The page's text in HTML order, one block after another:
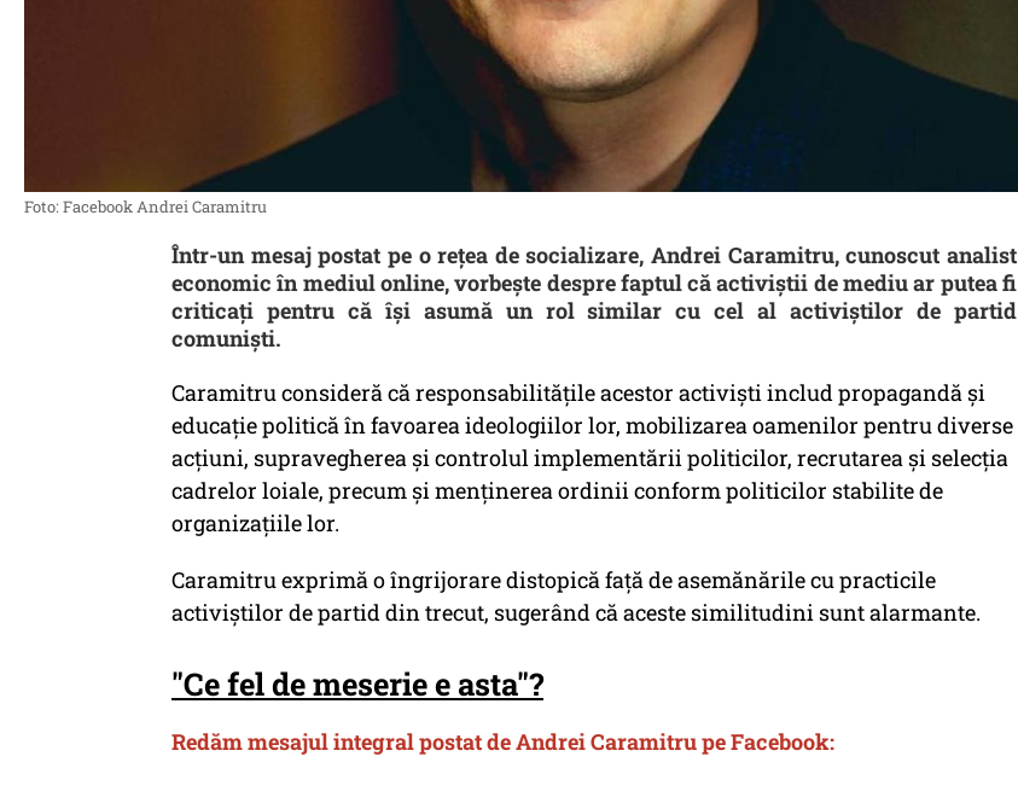
Foto: Facebook Andrei Caramitru
Într-un mesaj postat pe o rețea de socializare, Andrei Caramitru, cunoscut analist
economic în mediul online, vorbește despre faptul că activiștii de mediu ar putea fi
criticați pentru că își asumă un rol similar cu cel al activiștilor de partid
comuniști.
Caramitru consideră că responsabilitățile acestor activiști includ propagandă și
educație politică în favoarea ideologiilor lor, mobilizarea oamenilor pentru diverse
acțiuni, supravegherea și controlul implementării politicilor, recrutarea și selecția
cadrelor loiale, precum și menținerea ordinii conform politicilor stabilite de
organizațiile lor.
Caramitru exprimă o îngrijorare distopică față de asemănările cu practicile
activiștilor de partid din trecut, sugerând că aceste similitudini sunt alarmante.
"Ce fel de meserie e asta"?
Redăm mesajul integral postat de Andrei Caramitru pe Facebook: